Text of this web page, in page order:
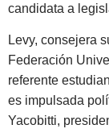
candidata a
Levy, consejera
Federación
referente
es impulsada
Yacobitti,